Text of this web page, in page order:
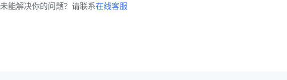
未能解决你的问题？请联系在线客服